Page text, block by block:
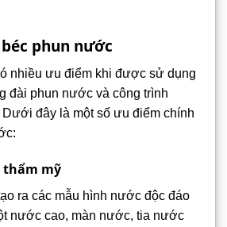
phun nước
nhiều ưu điểm khi được sử dụng
đài phun nước và công trình
đây là một số ưu điểm chính
thẩm mỹ
ra các mẫu hình nước độc đáo
nước cao, màn nước, tia nước